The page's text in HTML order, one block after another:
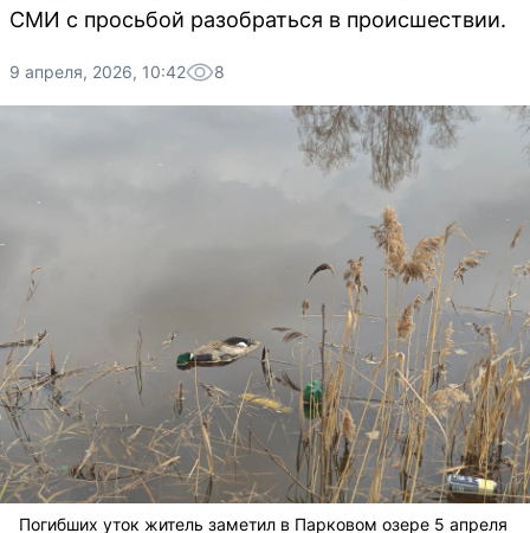
СМИ с просьбой разобраться в происшествии.
9 апреля, 2026, 10:42 8
Погибших уток житель заметил в Парковом озере 5 апреля